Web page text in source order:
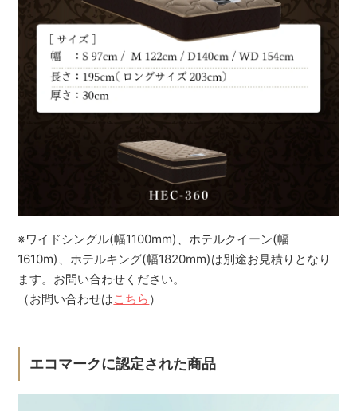
※ワイドシングル(幅1100mm)、ホテルクイーン(幅
1610m)、ホテルキング(幅1820mm)は別途お見積りとなり
ます。お問い合わせください。
（お問い合わせはこちら ）
エコマークに認定された商品